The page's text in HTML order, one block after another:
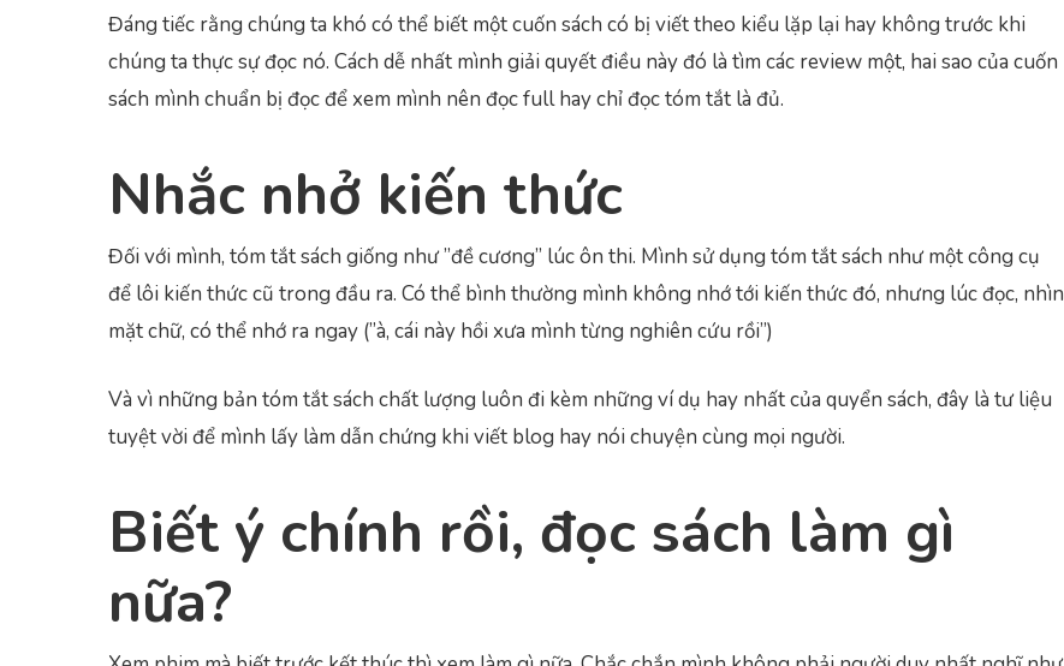
Đáng tiếc rằng chúng ta khó có thể biết một cuốn sách có bị viết theo kiểu lặp lại hay không trước khi
chúng ta thực sự đọc nó. Cách dễ nhất mình giải quyết điều này đó là tìm các review một, hai sao của cuốn
sách mình chuẩn bị đọc để xem mình nên đọc full hay chỉ đọc tóm tắt là đủ.
Nhắc nhở kiến thức
Đối với mình, tóm tắt sách giống như ”đề cương” lúc ôn thi. Mình sử dụng tóm tắt sách như một công cụ
để lôi kiến thức cũ trong đầu ra. Có thể bình thường mình không nhớ tới kiến thức đó, nhưng lúc đọc, nhìn
mặt chữ, có thể nhớ ra ngay (”à, cái này hồi xưa mình từng nghiên cứu rồi”)
Và vì những bản tóm tắt sách chất lượng luôn đi kèm những ví dụ hay nhất của quyển sách, đây là tư liệu
tuyệt vời để mình lấy làm dẫn chứng khi viết blog hay nói chuyện cùng mọi người.
Biết ý chính rồi, đọc sách làm gì
nữa?